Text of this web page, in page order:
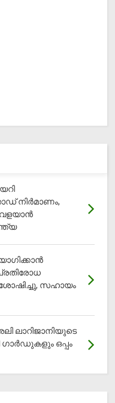
നിർമാണം,
സഹായം
ലാറിജാനിയുടെ
ഗാര്‍ഡുകളും ഒപ്പം